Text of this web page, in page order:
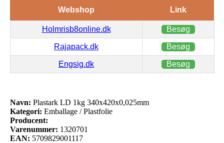
Webshop Link
Holmrisb8online.dk Besøg
Rajapack.dk Besøg
Engsig.dk Besøg
Navn: Plastark LD 1kg 340x420x0,025mm
Kategori: Emballage / Plastfolie
Producent:
Varenummer: 1320701
EAN: 5709829001117